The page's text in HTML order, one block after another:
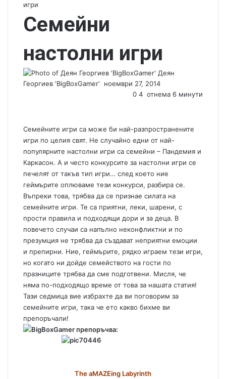
игри
Семейни
настолни игри
Деян
Георгиев 'BigBoxGamer'
S
m
a
l
ноември 27, 2014
0 4 отнема 6 минути
Семейните игри са може би най-разпространените
игри по целия свят. Не случайно едни от най-
популярните настолни игри са семейни – Пандемия и
Каркасон. А и често конкурсите за настолни игри се
печелят от такъв тип игри… след което ние
геймърите оплюваме тези конкурси, разбира се.
Въпреки това, трябва да се признае силата на
семейните игри. Те са приятни, леки, шарени, с
прости правила и подходящи дори и за деца. В
повечето случаи са напълно неконфликтни и по
презумция не трябва да създават неприятни емоции
и препирни. Ние, геймърите, рядко играем тези игри,
но когато ни дойде семейството на гости по
празниците трябва да сме подготвени. Мисля, че
няма по-подходящо време от това за нашата статия!
Тази седмица вие избрахте да ви поговорим за
семейните игри, така че ето какво бихме ви
препоръчали!
BigBoxGamer препоръчва:
The aMAZEing Labyrinth